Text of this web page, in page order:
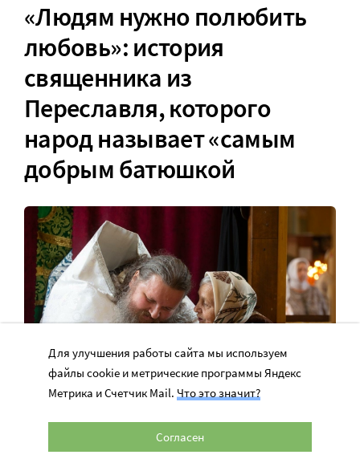
«Людям нужно полюбить
любовь»: история
священника из
Переславля, которого
народ называет «самым
добрым батюшкой
Для улучшения работы сайта мы используем
файлы cookie и метрические программы Яндекс
Метрика и Счетчик Mail. Что это значит?
Согласен